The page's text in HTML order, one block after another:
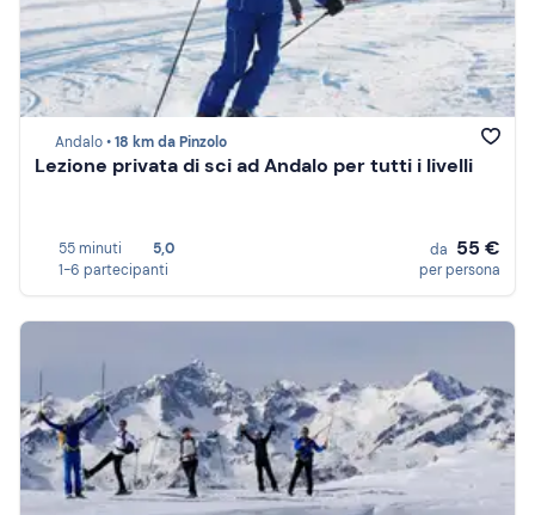
Andalo •18 km da Pinzolo
Lezione privata di sci ad Andalo per tutti i livelli
55 minuti
5,0
1-6 partecipanti
da 55 €
per persona